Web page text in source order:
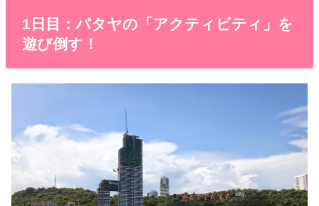
1日目：パタヤの「アクティビティ」を
遊び倒す！